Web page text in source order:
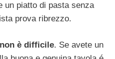
un piatto di pasta senza
prova ribrezzo.
è difficile. Se avete un